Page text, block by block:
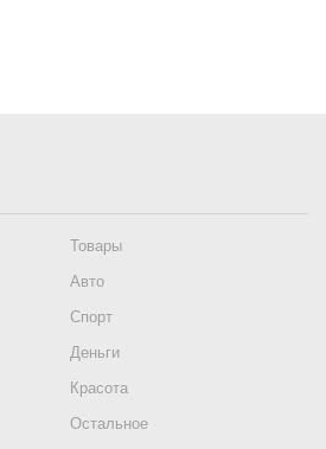
Товары
Авто
Спорт
Деньги
Красота
Остальное